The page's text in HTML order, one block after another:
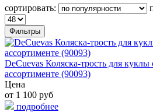
сортировать:
Фильтры
DeCuevas Коляска-трость для
ассортименте (90093)
Цена
от 1 100 руб
подробнее